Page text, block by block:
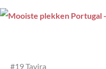
#19 Tavira